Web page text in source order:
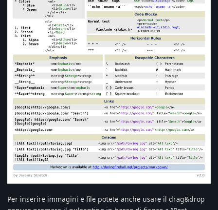
Per inserire immagini e file potete anche usare il drag&drop